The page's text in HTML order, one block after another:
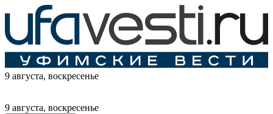
9 августа, воскресенье
9 августа, воскресенье